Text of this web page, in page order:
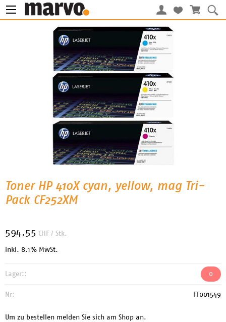
Toner HP 410X cyan, yellow, mag Tri-
Pack CF252XM
594.55 CHF / Stk.
inkl. 8.1% MwSt.
Lager:: 0
Nr: FT001549
Um zu bestellen melden Sie sich am Shop an.